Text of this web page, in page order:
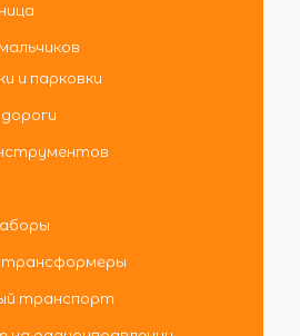
и парковки
транспорт